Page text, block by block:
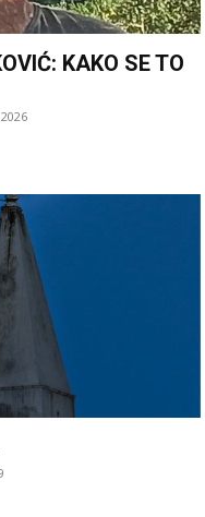
KAKO SE TO